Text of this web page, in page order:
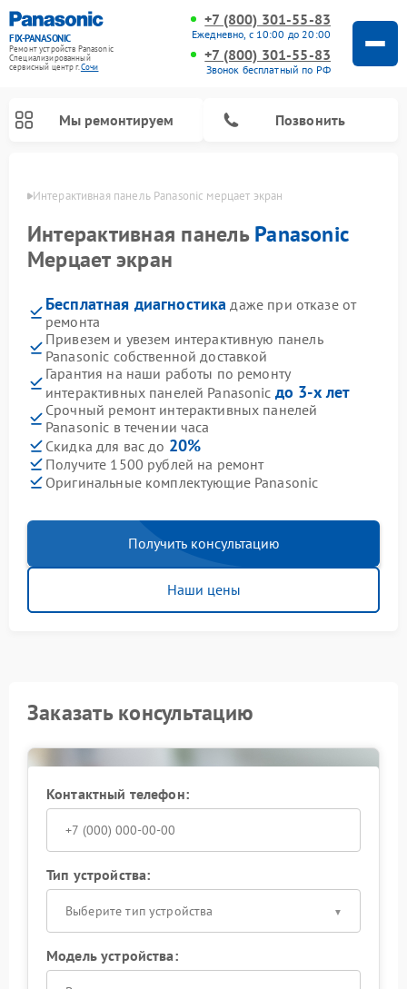
FIX-PANASONIC
Ремонт устройств Panasonic
Специализированный
cервисный центр г.Сочи
+7 (800) 301-55-83
Ежедневно, с 10:00 до 20:00
+7 (800) 301-55-83
Звонок бесплатный по РФ
Мы ремонтируем Позвонить
Интерактивная панель Panasonic мерцает экран
Интерактивная панельPanasonic
Мерцает экран
Бесплатная диагностика даже при отказе от
ремонта
Привезем и увезем интерактивную панель
Panasonic собственной доставкой
Гарантия на наши работы по ремонту
интерактивных панелей Panasonic до 3-х лет
Срочный ремонт интерактивных панелей
Panasonic в течении часа
Скидка для вас до 20%
Получите 1500 рублей на ремонт
Оригинальные комплектующие Panasonic
Получить консультацию
Наши цены
Заказать консультацию
Контактный телефон:
Тип устройства:
Выберите тип устройства
Модель устройства: